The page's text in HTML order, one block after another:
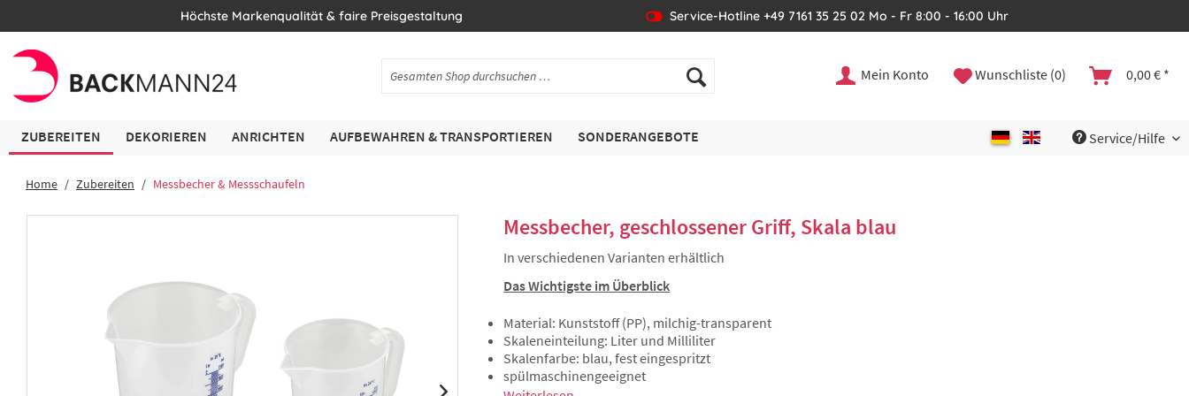
Höchste Markenqualität & faire Preisgestaltung Service-Hotline +49 7161 35 25 02 Mo - Fr 8:00 - 16:00 Uhr
Mein Konto Wunschliste (0) 0,00 € *
ZUBEREITEN DEKORIEREN ANRICHTEN AUFBEWAHREN & TRANSPORTIEREN SONDERANGEBOTE Service/Hilfe
Home Zubereiten Messbecher & Messschaufeln
Messbecher, geschlossener Griff, Skala blau
In verschiedenen Varianten erhältlich
Das Wichtigste im Überblick
Material: Kunststoff (PP), milchig-transparent
Skaleneinteilung: Liter und Milliliter
Skalenfarbe: blau, fest eingespritzt
spülmaschinengeeignet